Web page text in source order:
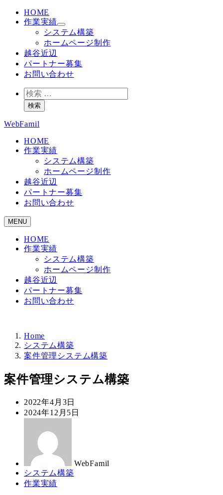
HOME
作業実績
システム構築
ホームページ制作
越谷近辺
パートナー募集
お問い合わせ
検
索検索
WebFamil
HOME
作業実績
システム構築
ホームページ制作
越谷近辺
パートナー募集
お問い合わせ
MENU
HOME
作業実績
システム構築
ホームページ制作
越谷近辺
パートナー募集
お問い合わせ
Home
システム構築
案件管理システム構築
案件管理システム構築
投
稿
2022年4月3日
更
2024年12月5日
WebFamil
カ
テ
システム構築
カ
作業実績